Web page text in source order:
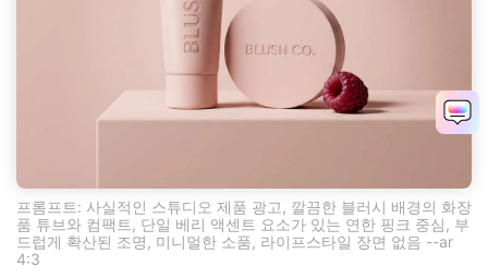
프롬프트: 사실적인 스튜디오 제품 광고, 깔끔한 블러시 배경의 화장
품 튜브와 컴팩트, 단일 베리 액센트 요소가 있는 연한 핑크 중심, 부
드럽게 확산된 조명, 미니멀한 소품, 라이프스타일 장면 없음 --ar
4:3